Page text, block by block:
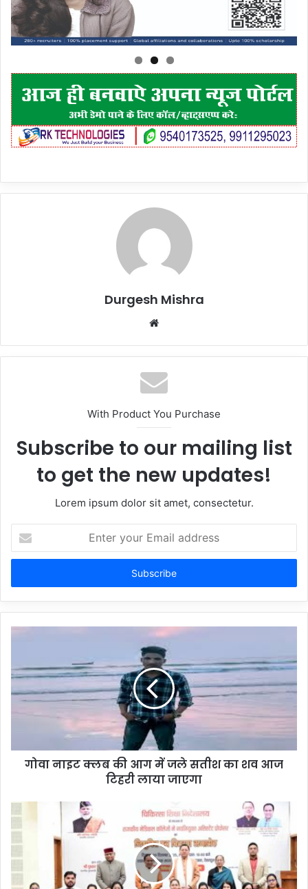
Durgesh Mishra
Website
With Product You Purchase
Subscribe to our mailing list
to get the new updates!
Lorem ipsum dolor sit amet, consectetur.
your
Email
गोवा नाइट क्लब की आग में जले सतीश का शव आज
टिहरी लाया जाएगा